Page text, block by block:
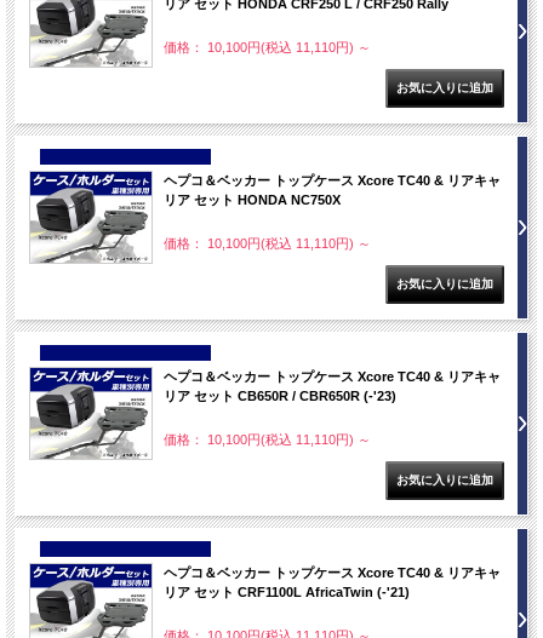
リア セット HONDA CRF250 L / CRF250 Rally
価格： 10,100円(税込 11,110円) ～
ヘプコ＆ベッカー トップケース Xcore TC40 & リアキャ
リア セット HONDA NC750X
価格： 10,100円(税込 11,110円) ～
ヘプコ＆ベッカー トップケース Xcore TC40 & リアキャ
リア セット CB650R / CBR650R (-'23)
価格： 10,100円(税込 11,110円) ～
ヘプコ＆ベッカー トップケース Xcore TC40 & リアキャ
リア セット CRF1100L AfricaTwin (-'21)